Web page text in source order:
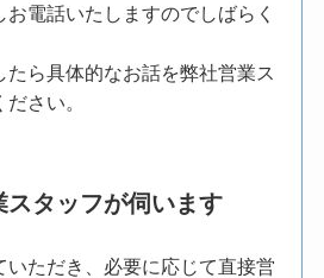
電話いたしますのでしばらく
たら具体的なお話を弊社営業ス
さい。
スタッフが伺います
いただき、必要に応じて直接営